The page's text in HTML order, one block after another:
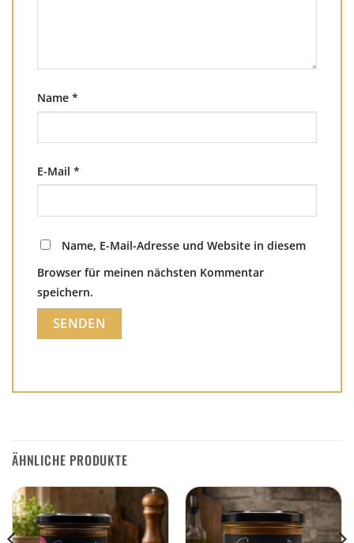
Name *
E-Mail *
Name, E-Mail-Adresse und Website in diesem
Browser für meinen nächsten Kommentar
speichern.
ÄHNLICHE PRODUKTE